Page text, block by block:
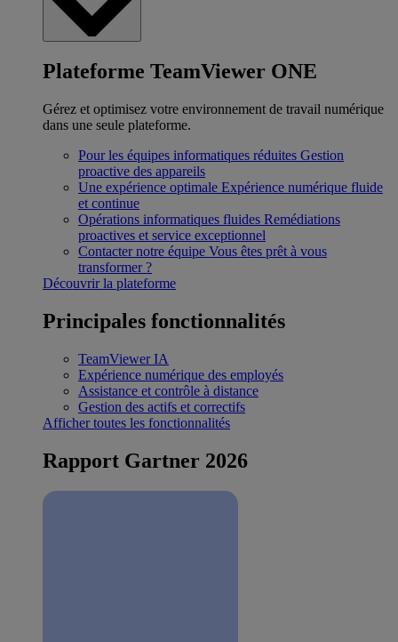
Plateforme TeamViewer ONE
Gérez et optimisez votre environnement de travail numérique
dans une seule plateforme.
Pour les équipes informatiques réduites Gestion
proactive des appareils
Une expérience optimale Expérience numérique fluide
et continue
Opérations informatiques fluides Remédiations
proactives et service exceptionnel
Contacter notre équipe Vous êtes prêt à vous
transformer ?
Découvrir la plateforme
Principales fonctionnalités
TeamViewer IA
Expérience numérique des employés
Assistance et contrôle à distance
Gestion des actifs et correctifs
Afficher toutes les fonctionnalités
Rapport Gartner 2026